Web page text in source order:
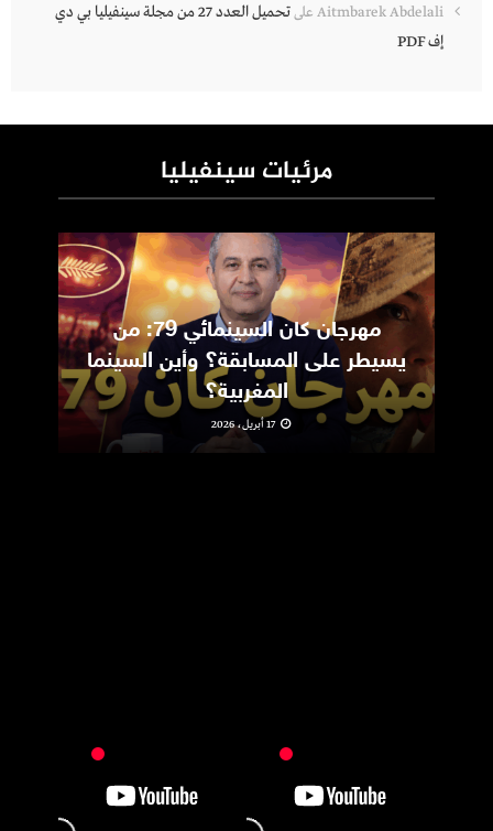
Aitmbarek Abdelali على
تحميل العدد 27 من مجلة سينفيليا بي دي
إف PDF
مرئيات سينفيليا
مهرجان كان السينمائي 79: من
يسيطر على المسابقة؟ وأين السينما
المغربية؟
17 أبريل، 2026